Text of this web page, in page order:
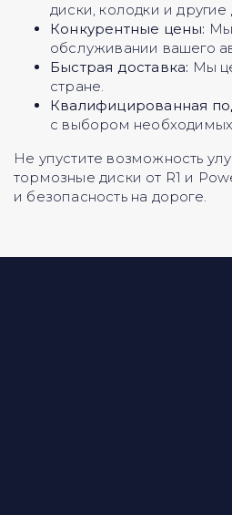
диски, колодки и другие
Конкурентные цены: Мы
обслуживании вашего
Быстрая доставка: Мы
стране.
Квалифицированная
с выбором необходимых
Не упустите возможность
тормозные диски от R1 и
и безопасность на дороге.